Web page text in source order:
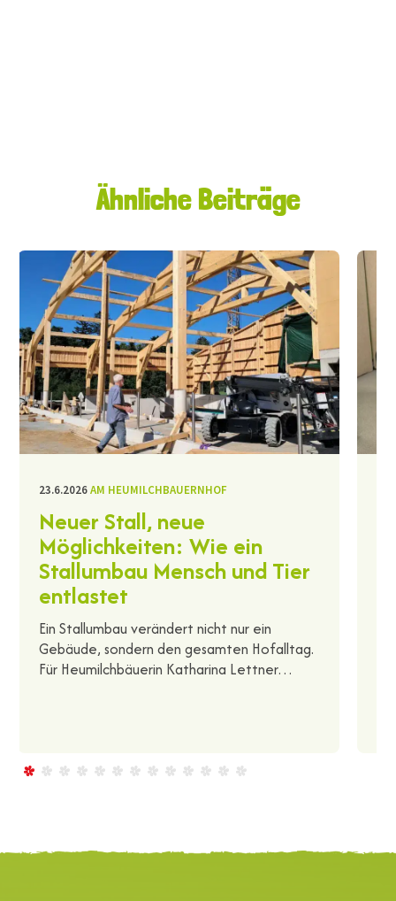
Ähnliche Beiträge
23.6.2026AM HEUMILCHBAUERNHOF
Neuer Stall, neue
Möglichkeiten: Wie ein
Stallumbau Mensch und Tier
entlastet
Ein Stallumbau verändert nicht nur ein
Gebäude, sondern den gesamten Hofalltag.
Für Heumilchbäuerin Katharina Lettner…